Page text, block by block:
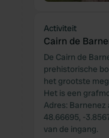
Activiteit
Cairn de
De Cairn de
prehistorische
het grootste
Het is een
Adres: Barnenez
48.66695, -
van de ingang.